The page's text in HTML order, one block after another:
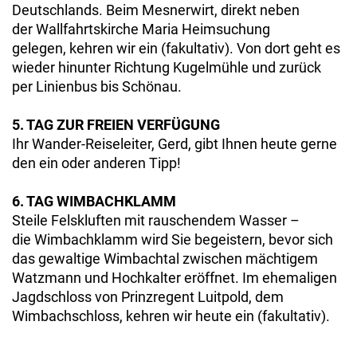
Deutschlands. Beim Mesnerwirt, direkt neben
der Wallfahrtskirche Maria Heimsuchung
gelegen, kehren wir ein (fakultativ). Von dort geht es
wieder hinunter Richtung Kugelmühle und zurück
per Linienbus bis Schönau.
5. TAG ZUR FREIEN VERFÜGUNG
Ihr Wander-Reiseleiter, Gerd, gibt Ihnen heute gerne
den ein oder anderen Tipp!
6. TAG WIMBACHKLAMM
Steile Felskluften mit rauschendem Wasser –
die Wimbachklamm wird Sie begeistern, bevor sich
das gewaltige Wimbachtal zwischen mächtigem
Watzmann und Hochkalter eröffnet. Im ehemaligen
Jagdschloss von Prinzregent Luitpold, dem
Wimbachschloss, kehren wir heute ein (fakultativ).